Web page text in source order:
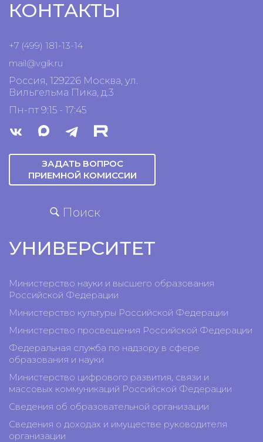
КОНТАКТЫ
+7 (499) 181-13-14
mail@vgik. ru
Россия, 129226 Москва, ул.
Вильгельма Пика, д.3
Пн-пт 9:15 - 17:45
ЗАДАТЬ ВОПРОС
ПРИЕМНОЙ КОМИССИИ
Поиск
УНИВЕРСИТЕТ
Министерство науки и высшего образования
Российской Федерации
Министерство культуры Российской Федерации
Министерство просвещения Российской Федерации
Федеральная служба по надзору в сфере
образования и науки
Министерство цифрового развития, связи и
массовых коммуникаций Российской Федерации
Сведения об образовательной организации
Сведения о доходах и имуществе руководителя
организации